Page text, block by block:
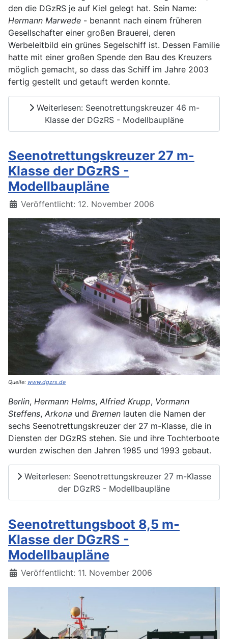
den die DGzRS je auf Kiel gelegt hat. Sein Name:
Hermann Marwede - benannt nach einem früheren
Gesellschafter einer großen Brauerei, deren
Werbeleitbild ein grünes Segelschiff ist. Dessen Familie
hatte mit einer großen Spende den Bau des Kreuzers
möglich gemacht, so dass das Schiff im Jahre 2003
fertig gestellt und getauft werden konnte.
Weiterlesen: Seenotrettungskreuzer 46 m-
Klasse der DGzRS - Modellbaupläne
Seenotrettungskreuzer 27 m-
Klasse der DGzRS -
Modellbaupläne
Details
Veröffentlicht: 12. November 2006
Quelle: www.dgzrs.de
Berlin, Hermann Helms, Alfried Krupp, Vormann
Steffens, Arkona und Bremen lauten die Namen der
sechs Seenotrettungskreuzer der 27 m-Klasse, die in
Diensten der DGzRS stehen. Sie und ihre Tochterboote
wurden zwischen den Jahren 1985 und 1993 gebaut.
Weiterlesen: Seenotrettungskreuzer 27 m-Klasse
der DGzRS - Modellbaupläne
Seenotrettungsboot 8,5 m-
Klasse der DGzRS -
Modellbaupläne
Details
Veröffentlicht: 11. November 2006